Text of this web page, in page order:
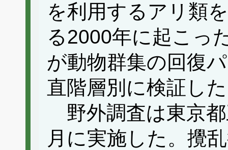
を利用するアリ類
る2000年に起こっ
が動物群集の回復
直階層別に検証し
野外調査は東京
月に実施した。攪